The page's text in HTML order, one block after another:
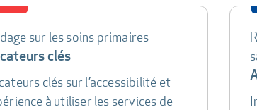
sur les soins primaires
clés
clés sur l’accessibilité et
à utiliser les services de